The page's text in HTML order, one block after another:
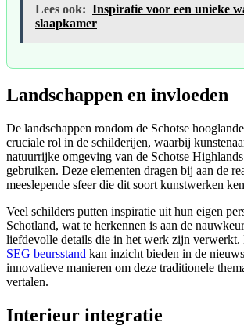
Lees ook: Inspiratie voor een unieke
slaapkamer
Landschappen en invloeden
De landschappen rondom de Schotse
cruciale rol in de schilderijen, waarbij
natuurrijke omgeving van de Schotse
gebruiken. Deze elementen dragen bij aan de
meeslepende sfeer die dit soort kunstwerken
Veel schilders putten inspiratie uit hun eigen
Schotland, wat te herkennen is aan de
liefdevolle details die in het werk zijn verwerkt.
SEG beursstand kan inzicht bieden in de
innovatieve manieren om deze traditionele
vertalen.
Interieur integratie